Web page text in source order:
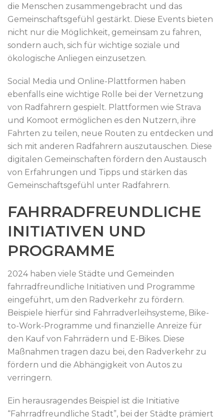
die Menschen zusammengebracht und das
Gemeinschaftsgefühl gestärkt. Diese Events bieten
nicht nur die Möglichkeit, gemeinsam zu fahren,
sondern auch, sich für wichtige soziale und
ökologische Anliegen einzusetzen.
Social Media und Online-Plattformen haben
ebenfalls eine wichtige Rolle bei der Vernetzung
von Radfahrern gespielt. Plattformen wie Strava
und Komoot ermöglichen es den Nutzern, ihre
Fahrten zu teilen, neue Routen zu entdecken und
sich mit anderen Radfahrern auszutauschen. Diese
digitalen Gemeinschaften fördern den Austausch
von Erfahrungen und Tipps und stärken das
Gemeinschaftsgefühl unter Radfahrern.
FAHRRADFREUNDLICHE
INITIATIVEN UND
PROGRAMME
2024 haben viele Städte und Gemeinden
fahrradfreundliche Initiativen und Programme
eingeführt, um den Radverkehr zu fördern.
Beispiele hierfür sind Fahrradverleihsysteme, Bike-
to-Work-Programme und finanzielle Anreize für
den Kauf von Fahrrädern und E-Bikes. Diese
Maßnahmen tragen dazu bei, den Radverkehr zu
fördern und die Abhängigkeit von Autos zu
verringern.
Ein herausragendes Beispiel ist die Initiative
“Fahrradfreundliche Stadt”, bei der Städte prämiert